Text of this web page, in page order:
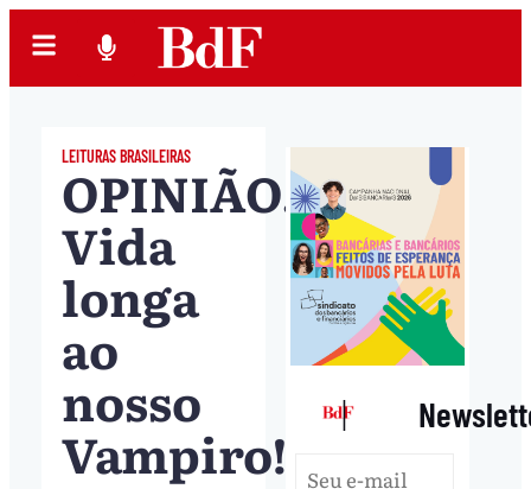
LEITURAS BRASILEIRAS
OPINIÃO.
Vida
longa
ao
nosso
Vampiro!
|